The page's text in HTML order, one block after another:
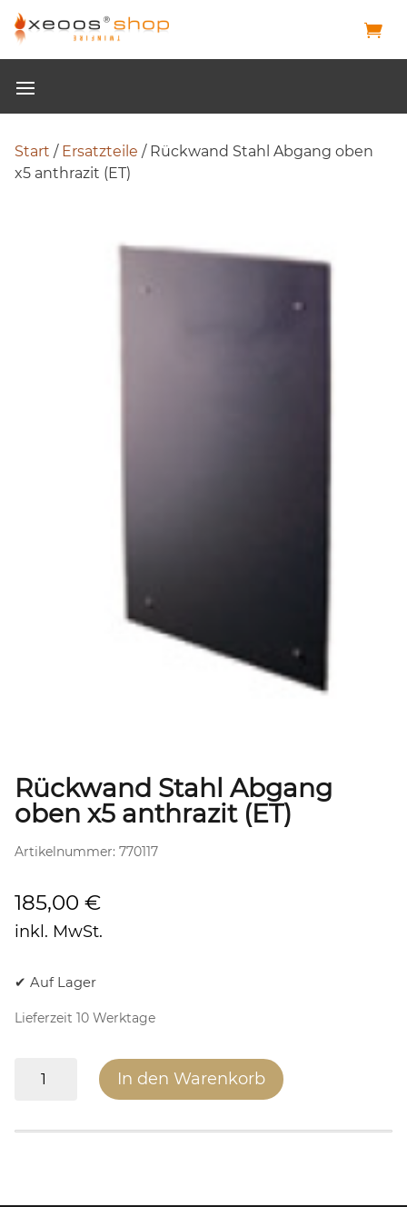
Start / Ersatzteile / Rückwand Stahl Abgang oben
x5 anthrazit (ET)
Rückwand Stahl Abgang
oben x5 anthrazit (ET)
Artikelnummer: 770117
185,00 €
inkl. MwSt.
✔ Auf Lager
Lieferzeit 10 Werktage
oben
In den Warenkorb